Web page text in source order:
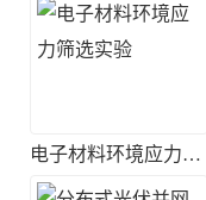
电子材料环境应力筛选实验